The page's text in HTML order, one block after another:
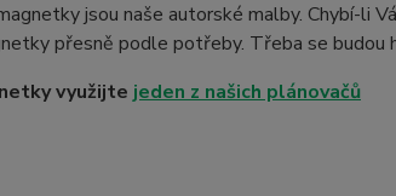
jsou naše autorské malby. Chybí-li
přesně podle potřeby. Třeba se budou
využijte jeden z našich plánovačů